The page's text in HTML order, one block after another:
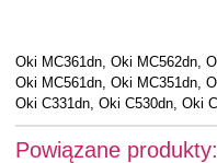
Oki MC361dn, Oki MC562dn,
Oki MC561dn, Oki MC351dn,
Oki C331dn, Oki C530dn, Oki
Powiązane produkty: